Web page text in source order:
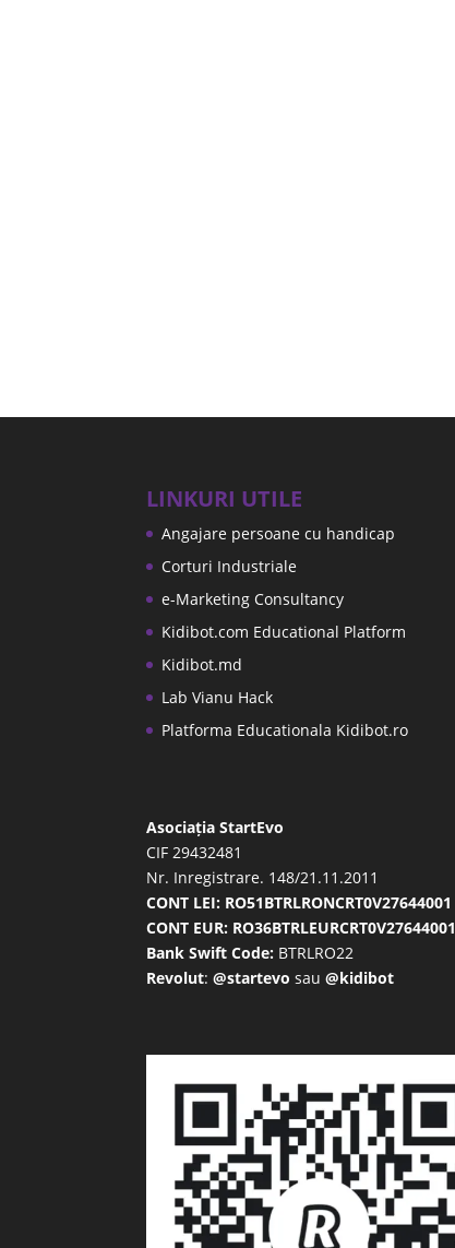
LINKURI UTILE
Angajare persoane cu handicap
Corturi Industriale
e-Marketing Consultancy
Kidibot.com Educational Platform
Kidibot.md
Lab Vianu Hack
Platforma Educationala Kidibot.ro
Asociația StartEvo
CIF 29432481
Nr. Inregistrare. 148/21.11.2011
CONT LEI: RO51BTRLRONCRT0V27644001
CONT EUR: RO36BTRLEURCRT0V27644001
Bank Swift Code: BTRLRO22
Revolut:@startevo sau@kidibot